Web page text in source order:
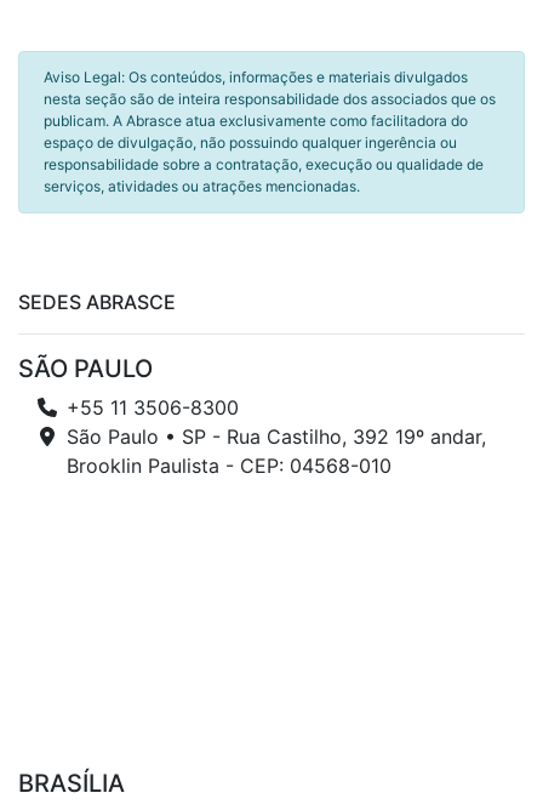
Aviso Legal: Os conteúdos, informações e materiais divulgados
nesta seção são de inteira responsabilidade dos associados que os
publicam. A Abrasce atua exclusivamente como facilitadora do
espaço de divulgação, não possuindo qualquer ingerência ou
responsabilidade sobre a contratação, execução ou qualidade de
serviços, atividades ou atrações mencionadas.
SEDES ABRASCE
SÃO PAULO
+55 11 3506-8300
São Paulo • SP - Rua Castilho, 392 19º andar,
Brooklin Paulista - CEP: 04568-010
BRASÍLIA